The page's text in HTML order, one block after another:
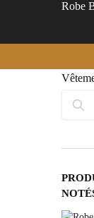
Robe